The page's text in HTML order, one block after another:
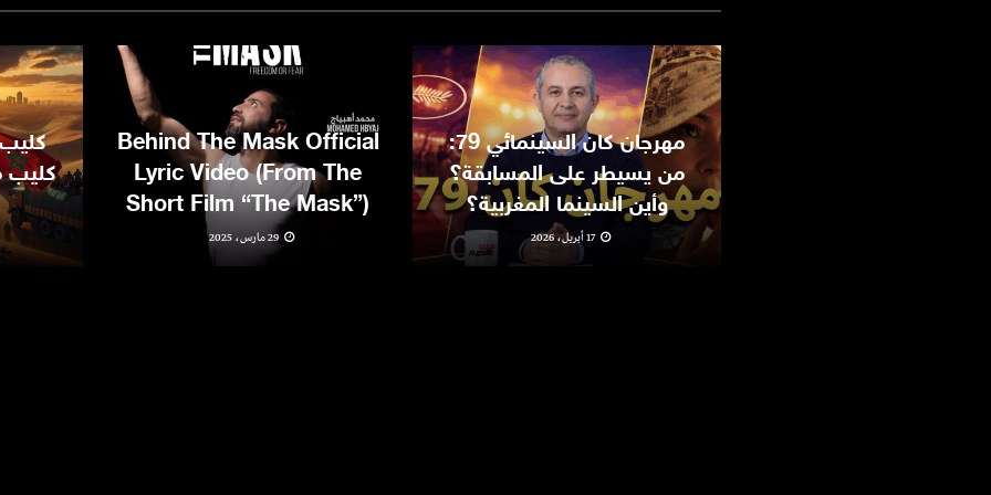
مهرجان كان السينمائي 79:
من يسيطر على المسابقة؟
وأين السينما المغربية؟
17 أبريل، 2026
Behind The Mask Official
Lyric Video (From The
Short Film “The Mask”)
29 مارس، 2025
كليب